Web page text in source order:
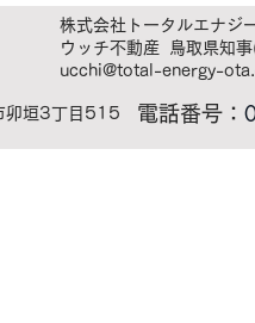
株式会社トータルエナジ
ウッチ不動産 ​鳥取県知
ucchi@total-energy-
垣3丁目515 電話番号：